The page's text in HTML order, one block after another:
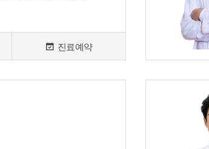
진료예약